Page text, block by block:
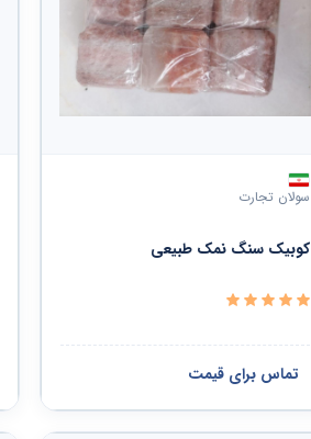
سولان تجارت
کوبیک سنگ نمک طبیعی
تماس برای قیمت